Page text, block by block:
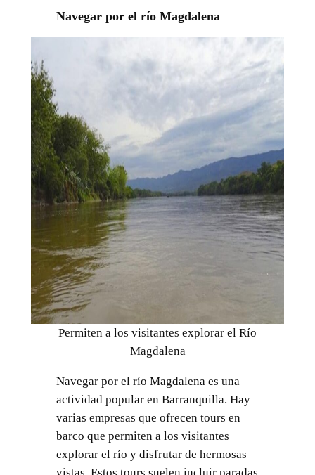
Navegar por el río Magdalena
Permiten a los visitantes explorar el Río
Magdalena
Navegar por el río Magdalena es una
actividad popular en Barranquilla. Hay
varias empresas que ofrecen tours en
barco que permiten a los visitantes
explorar el río y disfrutar de hermosas
vistas. Estos tours suelen incluir paradas